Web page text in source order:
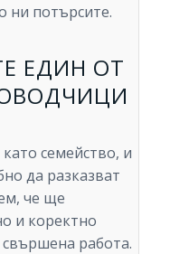
ни потърсите.
ЕДИН ОТ
семейство, и
да разказват
че ще
и коректно
работа.